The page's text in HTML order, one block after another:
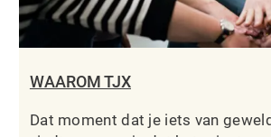
WAAROM TJX
Dat moment dat je iets van